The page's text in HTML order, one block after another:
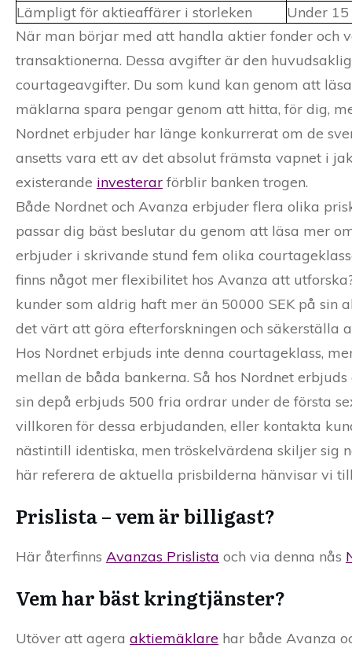
Lämpligt för aktieaffärer i storleken
Under
När man börjar med att handla aktier fonder och
transaktionerna. Dessa avgifter är den
courtageavgifter. Du som kund kan genom att
mäklarna spara pengar genom att hitta, för dig,
Nordnet erbjuder har länge konkurrerat om de
ansetts vara ett av det absolut främsta vapnet i
existerande investerar förblir banken trogen.
Både Nordnet och Avanza erbjuder flera olika
passar dig bäst beslutar du genom att läsa mer
erbjuder i skrivande stund fem olika
finns något mer flexibilitet hos Avanza att
kunder som aldrig haft mer än 50000 SEK på sin
det värt att göra efterforskningen och säkerställa
Hos Nordnet erbjuds inte denna courtageklass,
mellan de båda bankerna. Så hos Nordnet
sin depå erbjuds 500 fria ordrar under de första
villkoren för dessa erbjudanden, eller kontakta
nästintill identiska, men tröskelvärdena skiljer sig
här referera de aktuella prisbilderna hänvisar vi
Prislista – vem är billigast?
Här återfinns Avanzas Prislista och via denna nås
Vem har bäst kringtjänster?
Utöver att agera aktiemäklare har både Avanza